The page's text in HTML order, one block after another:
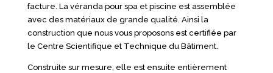
facture. La véranda pour spa et piscine est assemblée
avec des matériaux de grande qualité. Ainsi la
construction que nous vous proposons est certifiée par
le Centre Scientifique et Technique du Bâtiment.
Construite sur mesure, elle est ensuite entièrement